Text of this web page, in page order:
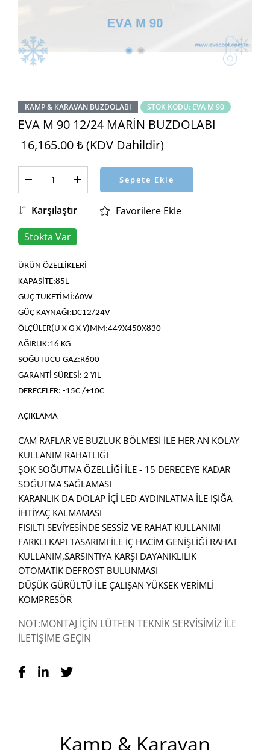
KAMP & KARAVAN BUZDOLABI STOK KODU: EVA M 90
EVA M 90 12/24 MARİN BUZDOLABI
16,165.00 ₺ (KDV Dahildir)
Sepete Ekle
Karşılaştır
Favorilere Ekle
Stokta Var
ÜRÜN ÖZELLİKLERİ
KAPASİTE:85L
GÜÇ TÜKETİMİ:60W
GÜÇ KAYNAĞI:DC12/24V
ÖLÇÜLER(U X G X Y)MM:449X450X830
AĞIRLIK:16 KG
SOĞUTUCU GAZ:R600
GARANTİ SÜRESİ: 2 YIL
DERECELER: -15C /+10C
AÇIKLAMA
CAM RAFLAR VE BUZLUK BÖLMESİ İLE HER AN KOLAY
KULLANIM RAHATLIĞI
ŞOK SOĞUTMA ÖZELLİĞİ İLE - 15 DERECEYE KADAR
SOĞUTMA SAĞLAMASI
KARANLIK DA DOLAP İÇİ LED AYDINLATMA İLE IŞIĞA
İHTİYAÇ KALMAMASI
FISILTI SEVİYESİNDE SESSİZ VE RAHAT KULLANIMI
FARKLI KAPI TASARIMI İLE İÇ HACİM GENİŞLİĞİ RAHAT
KULLANIM,SARSINTIYA KARŞI DAYANIKLILIK
OTOMATİK DEFROST BULUNMASI
DÜŞÜK GÜRÜLTÜ İLE ÇALIŞAN YÜKSEK VERİMLİ
KOMPRESÖR
NOT:MONTAJ İÇİN LÜTFEN TEKNİK SERVİSİMİZ İLE
İLETİŞİME GEÇİN
Kamp & Karavan